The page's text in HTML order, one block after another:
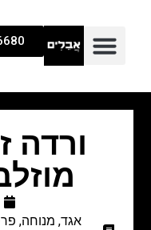
ורדה
אגד, מנוחה,